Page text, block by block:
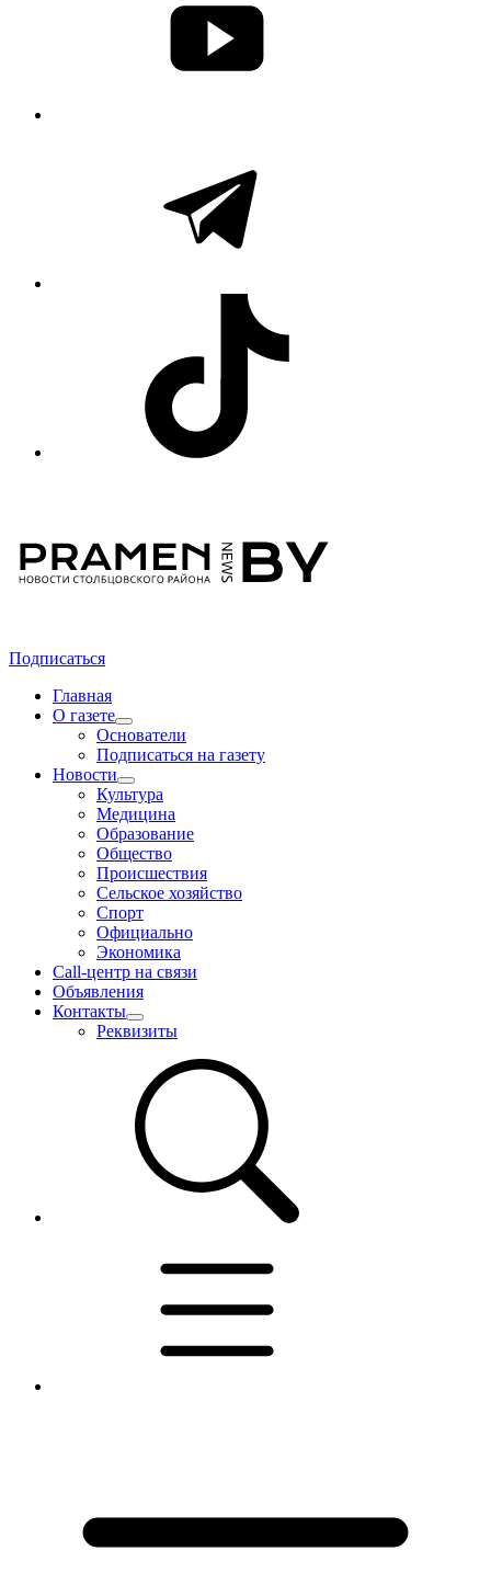
Подписаться
Главная
О газете
Основатели
Подписаться на газету
Новости
Культура
Медицина
Образование
Общество
Происшествия
Сельское хозяйство
Спорт
Официально
Экономика
Call-центр на связи
Объявления
Контакты
Реквизиты